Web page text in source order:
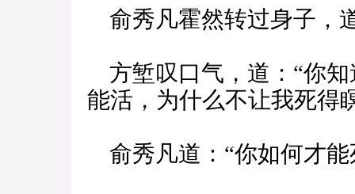
俞秀凡霍然转过身子，
方堑叹口气，道：“你
能活，为什么不让我死得
俞秀凡道：“你如何才能